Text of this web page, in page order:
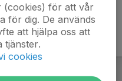
(cookies) för att vår
för dig. De används
att hjälpa oss att
tjänster.
cookies